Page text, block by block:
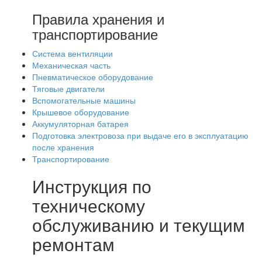
Правила хранения и
транспортирование
Система вентиляции
Механическая часть
Пневматическое оборудование
Тяговые двигатели
Вспомогательные машины
Крышевое оборудование
Аккумуляторная батарея
Подготовка электровоза при выдаче его в эксплуатацию
после хранения
Транспортирование
Инструкция по
техническому
обслуживанию и текущим
ремонтам